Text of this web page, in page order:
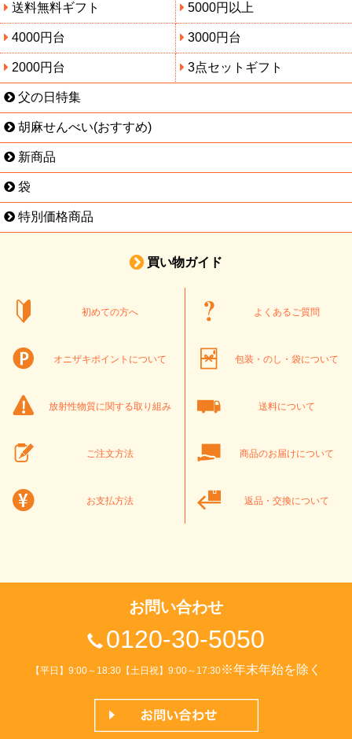
送料無料ギフト 5000円以上
4000円台 3000円台
2000円台 3点セットギフト
父の日特集
胡麻せんべい(おすすめ)
新商品
袋
特別価格商品
買い物ガイド
初めての方へ よくあるご質問
オニザキポイントについて 包装・のし・袋について
放射性物質に関する取り組み 送料について
ご注文方法 商品のお届けについて
お支払方法 返品・交換について
お問い合わせ
0120-30-5050
【平日】9:00～18:30【土日祝】9:00～17:30※年末年始を除く